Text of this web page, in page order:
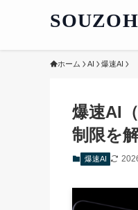
SOUZOH
ホーム AI 爆速AI
爆速AI
制限を
爆速AI